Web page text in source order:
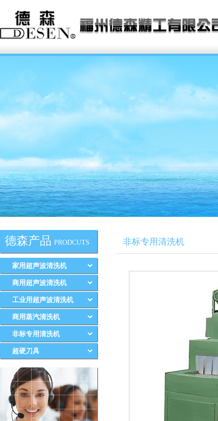
德森产品 PRODCUTS
家用超声波清洗机
商用超声波清洗机
工业用超声波清洗机
商用蒸汽清洗机
非标专用清洗机
超硬刀具
非标专用清洗机